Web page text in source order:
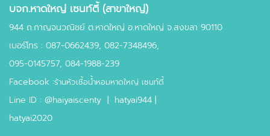
บจก.หาดใหญ่ เซนท์ตี้ (สาขาใหญ่)
944 ถ.กาญจนวณิชย์ ต.หาดใหญ่ อ.หาดใหญ่ จ.สงขลา 90110
เบอร์โทร : 087-0662439, 082-7348496,
095-0145757, 084-1988-239
Facebook :ร้านหัวเชื้อน้ำหอมหาดใหญ่ เซนท์ตี้
Line ID : @haiyaiscenty | hatyai944 |
hatyai2020